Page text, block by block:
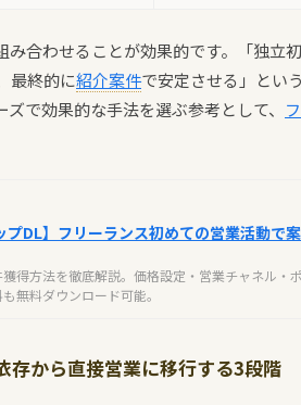
み合わせることが効果的です。「独
最終的に紹介案件で安定させる」とい
で効果的な手法を選ぶ参考として、
プDL】フリーランス初めての営業活動
得方法を徹底解説。価格設定・営業チャネル
無料ダウンロード可能。
存から直接営業に移行する3段階